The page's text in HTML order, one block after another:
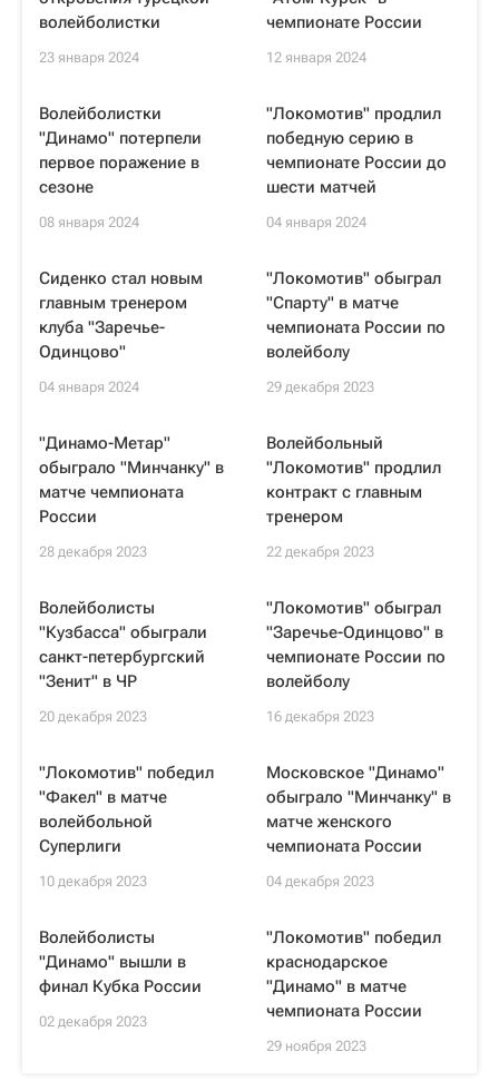
волейболистки
23 января 2024
чемпионате России
12 января 2024
Волейболистки
"Динамо" потерпели
первое поражение в
сезоне
08 января 2024
"Локомотив" продлил
победную серию в
чемпионате России до
шести матчей
04 января 2024
Сиденко стал новым
главным тренером
клуба "Заречье-
Одинцово"
04 января 2024
"Локомотив" обыграл
"Спарту" в матче
чемпионата России по
волейболу
29 декабря 2023
"Динамо-Метар"
обыграло "Минчанку" в
матче чемпионата
России
28 декабря 2023
Волейбольный
"Локомотив" продлил
контракт с главным
тренером
22 декабря 2023
Волейболисты
"Кузбасса" обыграли
санкт-петербургский
"Зенит" в ЧР
20 декабря 2023
"Локомотив" обыграл
"Заречье-Одинцово" в
чемпионате России по
волейболу
16 декабря 2023
"Локомотив" победил
"Факел" в матче
волейбольной
Суперлиги
10 декабря 2023
Московское "Динамо"
обыграло "Минчанку" в
матче женского
чемпионата России
04 декабря 2023
Волейболисты
"Динамо" вышли в
финал Кубка России
02 декабря 2023
"Локомотив" победил
краснодарское
"Динамо" в матче
чемпионата России
29 ноября 2023